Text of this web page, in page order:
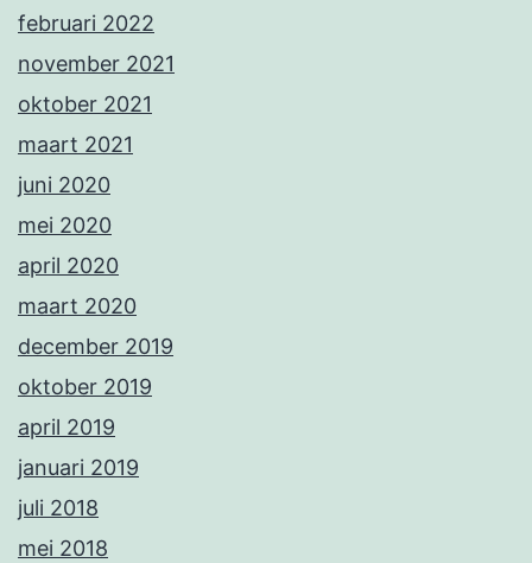
februari 2022
november 2021
oktober 2021
maart 2021
juni 2020
mei 2020
april 2020
maart 2020
december 2019
oktober 2019
april 2019
januari 2019
juli 2018
mei 2018